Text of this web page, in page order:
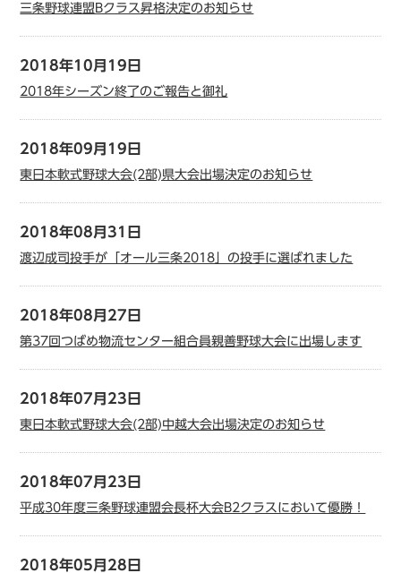
三条野球連盟Bクラス昇格決定のお知らせ
2018年10月19日
2018年シーズン終了のご報告と御礼
2018年09月19日
東日本軟式野球大会(2部)県大会出場決定のお知らせ
2018年08月31日
渡辺成司投手が「オール三条2018」の投手に選ばれました
2018年08月27日
第37回つばめ物流センター組合員親善野球大会に出場します
2018年07月23日
東日本軟式野球大会(2部)中越大会出場決定のお知らせ
2018年07月23日
平成30年度三条野球連盟会長杯大会B2クラスにおいて優勝！
2018年05月28日